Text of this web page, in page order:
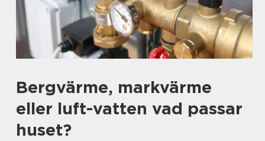
Bergvärme, markvärme
eller luft-vatten vad passar
huset?